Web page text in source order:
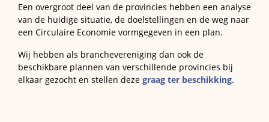
Een overgroot deel van de provincies hebben een analyse
van de huidige situatie, de doelstellingen en de weg naar
een Circulaire Economie vormgegeven in een plan.
Wij hebben als branchevereniging dan ook de
beschikbare plannen van verschillende provincies bij
elkaar gezocht en stellen deze graag ter beschikking.